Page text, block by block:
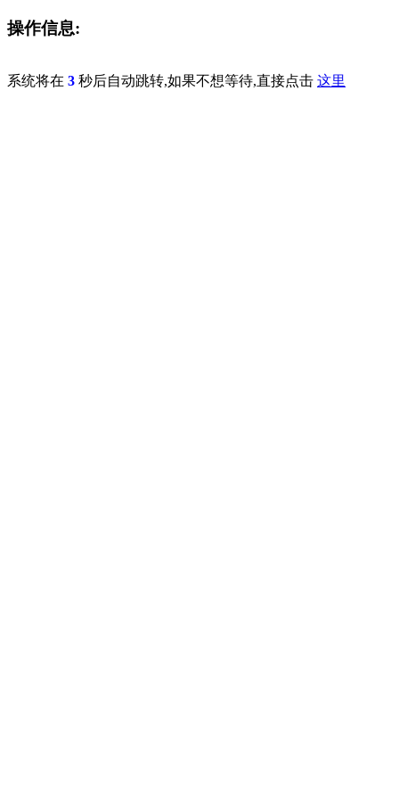
操作信息:
系统将在 3 秒后自动跳转,如果不想等待,直接点击 这里